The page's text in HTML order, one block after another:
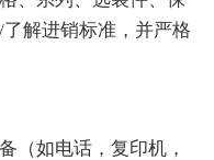
解进销标准，并严格
（如电话，复印机，